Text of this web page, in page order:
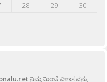
28 29
30
ನಿಮ್ಮ ಮಿಂಚೆ ವಿಳಾಸವನ್ನು